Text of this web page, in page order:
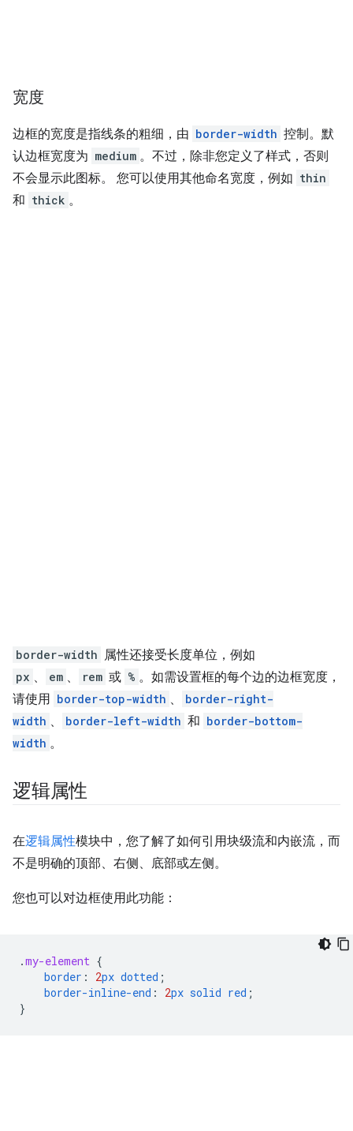
宽度
边框的宽度是指线条的粗细，由 border-width 控制。默
认边框宽度为 medium 。不过，除非您定义了样式，否则
不会显示此图标。 您可以使用其他命名宽度，例如 thin
和 thick 。
border-width 属性还接受长度单位，例如
px 、 em 、 rem 或 % 。如需设置框的每个边的边框宽度，
请使用 border-top-width 、
border-right-
width 、 border-left-width 和 border-bottom-
width 。
逻辑属性
在逻辑属性模块中，您了解了如何引用块级流和内嵌流，而
不是明确的顶部、右侧、底部或左侧。
您也可以对边框使用此功能：
.my-element {
border : 2px dotted ;
border-inline-end : 2px solid red ;
}